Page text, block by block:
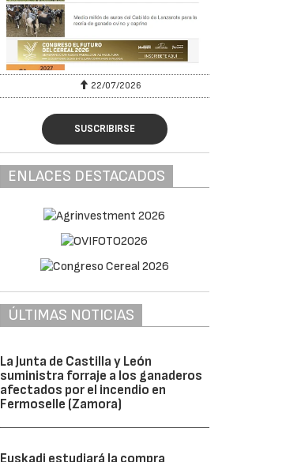
22/07/2026
SUSCRIBIRSE
ENLACES DESTACADOS
ÚLTIMAS NOTICIAS
La Junta de Castilla y León
suministra forraje a los ganaderos
afectados por el incendio en
Fermoselle (Zamora)
Euskadi estudiará la compra